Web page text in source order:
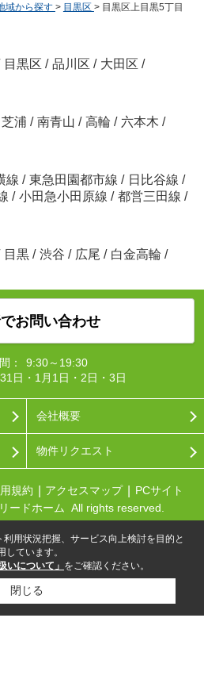
域から探す > 目黒区 > 目黒区上目黒5丁目
目黒区 / 品川区 / 大田区 /
芝浦 / 南青山 / 高輪 / 六本木 /
線 / 東急田園都市線 / 日比谷線 /
/ 小田急小田原線 / 都営三田線 /
目黒 / 渋谷 / 広尾 / 白金高輪 /
お問い合わせ
：
9:30～19:30
日・1月1日・2日・3日
会社概要
物件リクエスト
規約 アクセスマップ
PCサイト
ードホーム All rights reserved.
用状況把握、サービス向上検討を目的と
ています。
いについて」 をご確認ください。
閉じる